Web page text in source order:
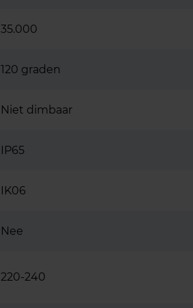
35.000
120 graden
Niet dimbaar
IP65
IK06
Nee
220-240